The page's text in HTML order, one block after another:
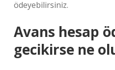
ödeyebilirsiniz.
Avans hesap
gecikirse ne